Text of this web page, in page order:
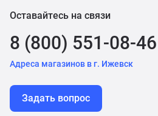
Оставайтесь на связи
8 (800) 551-08-46
Адреса магазинов в г. Ижевск
Задать вопрос